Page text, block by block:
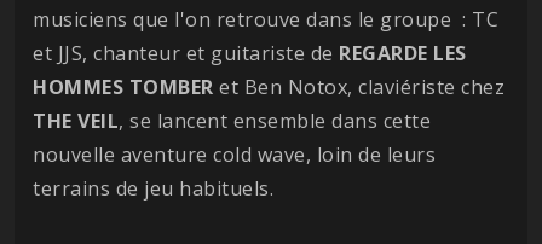
musiciens que l'on retrouve dans le groupe : TC
et JJS, chanteur et guitariste de REGARDE LES
HOMMES TOMBER et Ben Notox, claviériste chez
THE VEIL, se lancent ensemble dans cette
nouvelle aventure cold wave, loin de leurs
terrains de jeu habituels.